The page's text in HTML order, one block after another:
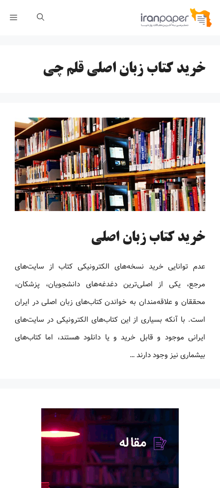
پرش
خرید کتاب زبان اصلی قلم چی
خرید کتاب زبان اصلی
عدم توانایی خرید نسخه‌های الکترونیکی کتاب‌ از سایت‌های
مرجع، یکی از اصلی‌ترین دغدغه‌های دانشجویان، پزشکان،
محققان و علاقه‌مندان به خواندن کتاب‌های زبان اصلی در ایران
است. با آنکه بسیاری از این کتاب‌های الکترونیکی در سایت‌های
ایرانی موجود و قابل خرید و یا دانلود هستند، اما کتاب‌های
بیشماری نیز وجود دارند …